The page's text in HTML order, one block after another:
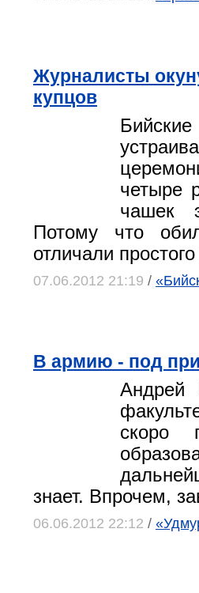
Журналисты
купцов
четыре
чашек
Потому что
отличали
07.06.2012 21:19 /
В армию - под
Андрей
скоро
знает. Впрочем,
06.06.2012 22:12 /